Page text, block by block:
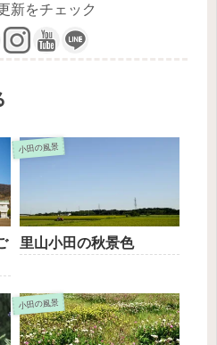
新をチェック
小田の風景
里山小田の秋景色
小田の風景